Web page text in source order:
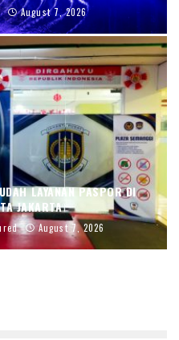
August 7, 2026
LAYANAN PASPOR DI
JAKARTA
August 7, 2026